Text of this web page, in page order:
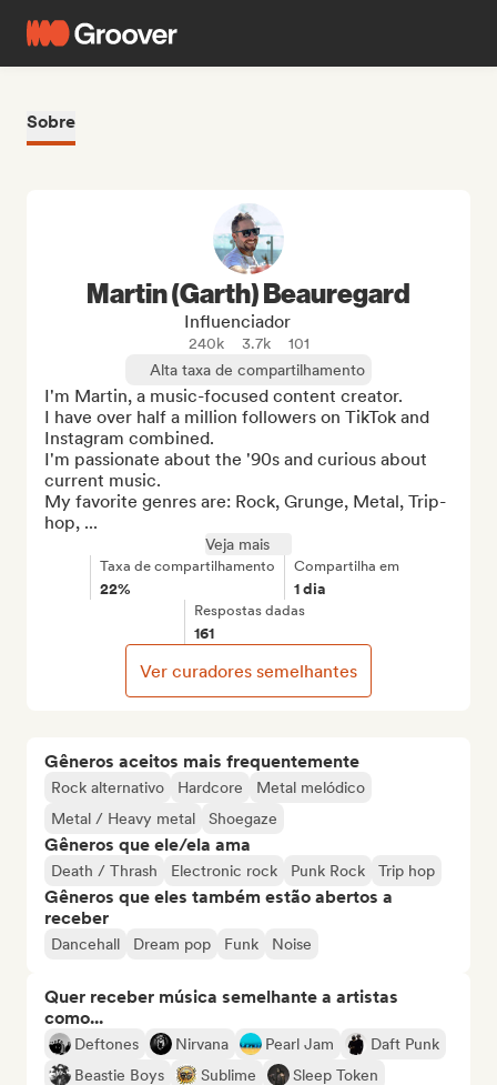
Sobre
Gêneros aceitos mais frequentemente
Rock alternativo Hardcore
Metal melódico
Metal / Heavy metal
Shoegaze
Gêneros que ele/ela ama
Death / Thrash Electronic rock Punk Rock Trip hop
Gêneros que eles também estão abertos a
receber
Dancehall Dream pop Funk Noise
Quer receber música semelhante a artistas
como...
Deftones Nirvana Pearl Jam
Daft Punk
Beastie Boys
Sublime
Sleep Token
Martin (Garth) Beauregard
Influenciador
240k 3.7k
101
Alta taxa de compartilhamento
I'm Martin, a music-focused content creator.
I have over half a million followers on TikTok and
Instagram combined.
I'm passionate about the '90s and curious about
current music.
My favorite genres are: Rock, Grunge, Metal, Trip-
hop, ...
Veja mais
Taxa de compartilhamento
22%
Compartilha em
1 dia
Respostas dadas
161
Ver curadores semelhantes